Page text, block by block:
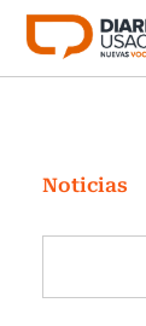
Click acá
Cultura
Noticias